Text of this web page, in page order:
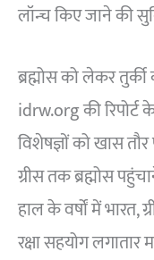
लॉन्च किए जाने की
ब्रह्मोस को लेकर
idrw.org की रिपोर्ट
विशेषज्ञों को खास
ग्रीस तक ब्रह्मोस
हाल के वर्षों में
रक्षा सहयोग